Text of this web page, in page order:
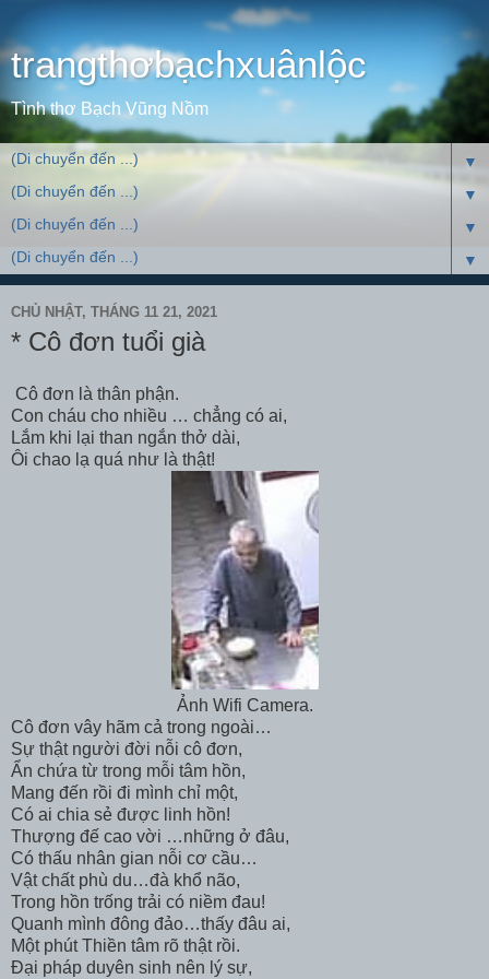
trangthơbạchxuânlộc
Tình thơ Bạch Vũng Nồm
▼
▼
▼
▼
CHỦ NHẬT, THÁNG 11 21, 2021
* Cô đơn tuổi già
Cô đơn là thân phận.
Con cháu cho nhiều … chẳng có ai,
Lắm khi lại than ngắn thở dài,
Ôi chao lạ quá như là thật!
Ảnh Wifi Camera.
Cô đơn vây hãm cả trong ngoài…
Sự thật người đời nỗi cô đơn,
Ẩn chứa từ trong mỗi tâm hồn,
Mang đến rồi đi mình chỉ một,
Có ai chia sẻ được linh hồn!
Thượng đế cao vời …những ở đâu,
Có thấu nhân gian nỗi cơ cầu…
Vật chất phù du…đà khổ não,
Trong hồn trống trải có niềm đau!
Quanh mình đông đảo…thấy đâu ai,
Một phút Thiền tâm rõ thật rồi.
Đại pháp duyên sinh nên lý sự,